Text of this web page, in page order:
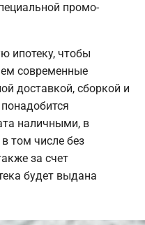
промо-
ипотеку, чтобы
современные
доставкой, сборкой и
наличными, в
том числе без
за счет
будет выдана